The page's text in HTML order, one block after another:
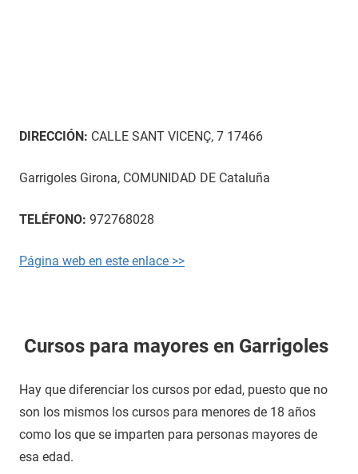
DIRECCIÓN: CALLE SANT VICENÇ, 7 17466
Garrigoles Girona, COMUNIDAD DE Cataluña
TELÉFONO: 972768028
Página web en este enlace >>
Cursos para mayores en Garrigoles
Hay que diferenciar los cursos por edad, puesto que no
son los mismos los cursos para menores de 18 años
como los que se imparten para personas mayores de
esa edad.